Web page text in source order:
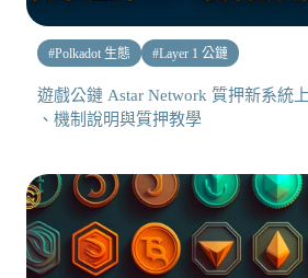
#Polkadot 生態 #Layer 1 公鏈
遊戲公鏈 Astar Network 質押新系統
、機制說明與質押教學